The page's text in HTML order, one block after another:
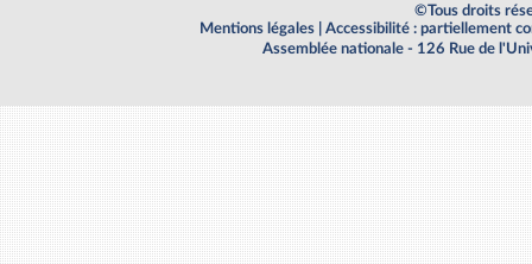
©Tous droits
Mentions légales
Accessibilité : partiellement
Assemblée nationale - 126 Rue de